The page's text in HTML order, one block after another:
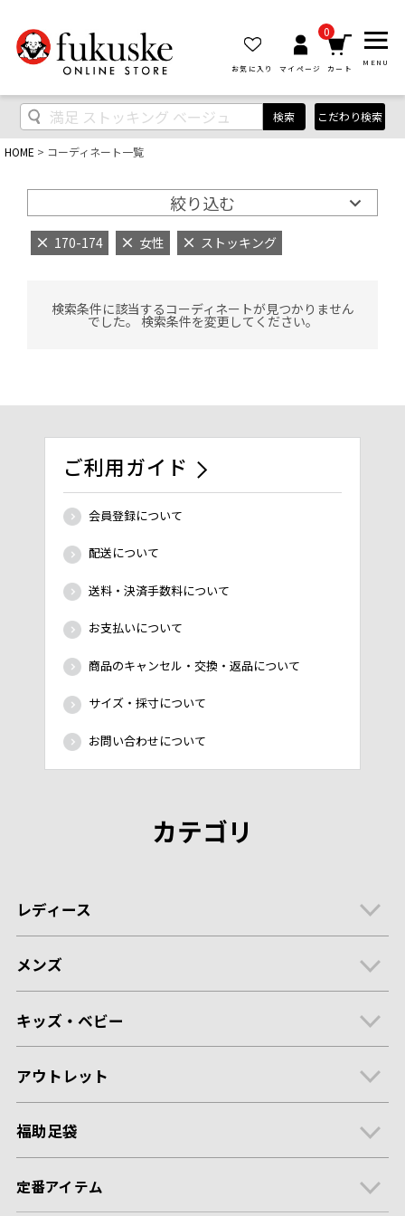
お気に入り マイページ
0
カート
MENU
検索 こだわり検索
HOME コーディネート一覧
絞り込む
170-174 女性 ストッキング
検索条件に該当するコーディネートが見つかりません
でした。 検索条件を変更してください。
ご利用ガイド
会員登録について
配送について
送料・決済手数料について
お支払いについて
商品のキャンセル・交換・返品について
サイズ・採寸について
お問い合わせについて
カテゴリ
レディース
メンズ
キッズ・ベビー
アウトレット
福助足袋
定番アイテム